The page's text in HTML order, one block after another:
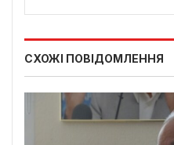
СХОЖІ ПОВІДОМЛЕННЯ